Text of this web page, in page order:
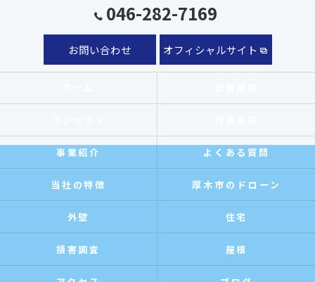
046-282-7169
お問い合わせ オフィシャルサイト
事業紹介 よくある質問
当社の特徴 厚木市のドローン
外壁 住宅
損害調査 屋根